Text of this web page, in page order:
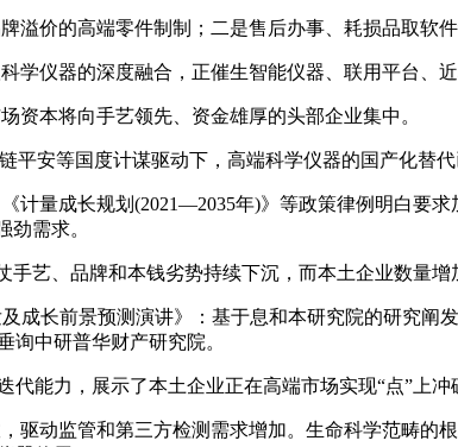
价的高端零件制制；二是售后办事、耗损品取软件
仪器的深度融合，正催生智能仪器、联用平台、近
本将向手艺领先、资金雄厚的头部企业集中。
安等国度计谋驱动下，高端科学仪器的国产化替代
量成长规划(2021—2035年)》等政策律例明白要
劲需求。
、品牌和本钱劣势持续下沉，而本土企业数量增
长前景预测演讲》：基于息和本研究院的研究阐
询中研普华财产研究院。
力，展示了本土企业正在高端市场实现“点”上冲
动监管和第三方检测需求增加。生命科学范畴的